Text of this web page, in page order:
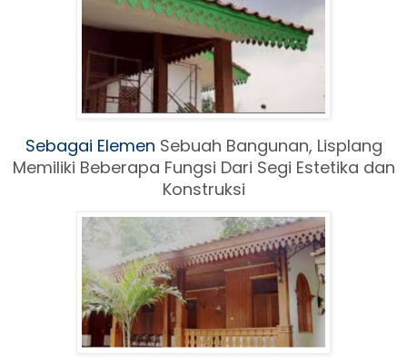
Sebagai Elemen Sebuah Bangunan, Lisplang
Memiliki Beberapa Fungsi Dari Segi Estetika dan
Konstruksi